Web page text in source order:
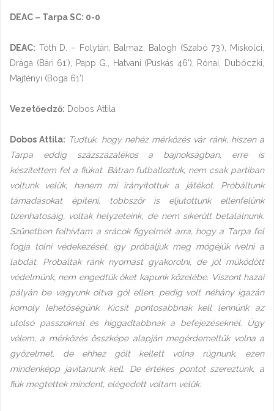
DEAC – Tarpa SC: 0-0
DEAC: Tóth D. – Folytán, Balmaz, Balogh (Szabó 73’), Miskolci,
Drága (Bári 61’), Papp G., Hatvani (Puskás 46’), Rónai, Dubóczki,
Majtényi (Boga 61’)
Vezetőedző: Dobos Attila
Dobos Attila: Tudtuk, hogy nehéz mérkőzés vár ránk, hiszen a
Tarpa eddig százszázalékos a bajnokságban, erre is
készítettem fel a fiúkat. Bátran futballoztuk, nem csak partiban
voltunk velük, hanem mi irányítottuk a játékot. Próbáltunk
támadásokat építeni, többször is eljutottunk ellenfelünk
tizenhatosáig, voltak helyzeteink, de nem sikerült betalálnunk.
Szünetben felhívtam a srácok figyelmét arra, hogy a Tarpa fel
fogja tolni védekezését, így próbáljuk meg mögéjük ívelni a
labdát. Próbáltak ránk nyomást gyakorolni, de jól működött
védelmünk, nem engedtük őket kapunk közelébe. Viszont hazai
pályán be vagyunk oltva gól ellen, pedig volt néhány igazán
komoly lehetőségünk. Kicsit pontosabbnak kell lennünk az
utolsó passzoknál és higgadtabbnak a befejezéseknél. Úgy
vélem, a mérkőzés összképe alapján megérdemeltük volna a
győzelmet, de ehhez gólt kellett volna rúgnunk, ezen
mindenképp javítanunk kell. De értékes pontot szereztünk, a
fiúk megtettek mindent, elégedett voltam velük.